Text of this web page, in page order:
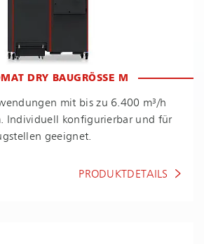
DRY BAUGRÖSSE M
mit bis zu 6.400 m³/h
Individuell konfigurierbar und für
geeignet.
PRODUKTDETAILS